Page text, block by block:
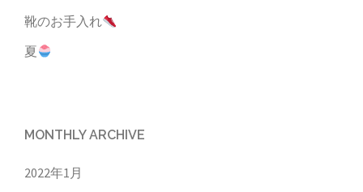
靴のお手入れ
夏
MONTHLY ARCHIVE
2022年1月